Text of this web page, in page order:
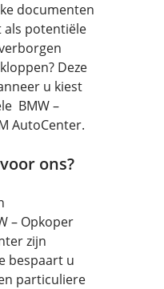
documenten
als potentiële
Deze
u kiest
BMW –
AutoCenter.
ons?
– Opkoper
zijn
bespaart u
particuliere